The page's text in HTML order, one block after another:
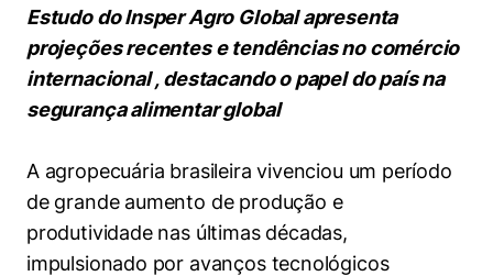
Todas as Engenharias
Engenharia de Computação
Engenharia Mecânica
Engenharia Mecatrônica
Direito
Economia
Oportunidade de Negócios
Sala de Imprensa
Pesquisa na Graduação
Seminários Acadêmicos
Comitê de Ética em Pesquisa
Instagram
Linkedin
Prêmios de Excelência
Ensino e aprendizagem
Canal de Ética
Ouvidoria
Portal da Privacidade
Estudo do Insper Agro Global apresenta
projeções recentes e tendências no comércio
internacional , destacando o papel do país na
segurança alimentar global
A agropecuária brasileira vivenciou um período
de grande aumento de produção e
produtividade nas últimas décadas,
impulsionado por avanços tecnológicos